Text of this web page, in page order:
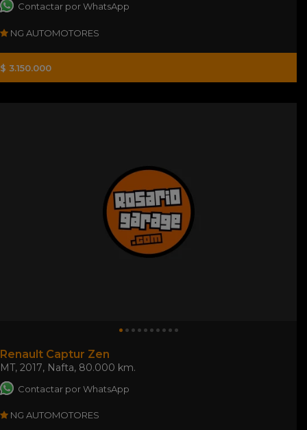
Contactar por WhatsApp
NG AUTOMOTORES
$ 3.150.000
Renault Captur Zen
MT, 2017, Nafta, 80.000 km.
Contactar por WhatsApp
NG AUTOMOTORES